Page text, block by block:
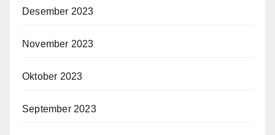
Desember 2023
November 2023
Oktober 2023
September 2023